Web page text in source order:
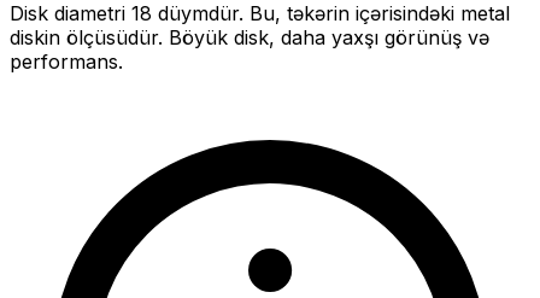
Disk diametri 18 düymdür. Bu, təkərin içərisindəki metal
diskin ölçüsüdür. Böyük disk, daha yaxşı görünüş və
performans.